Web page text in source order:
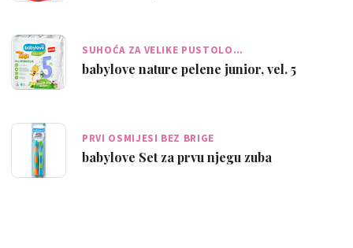
SUHOĆA ZA VELIKE PUSTOLO…
babylove nature pelene junior, vel. 5
PRVI OSMIJESI BEZ BRIGE
babylove Set za prvu njegu zuba